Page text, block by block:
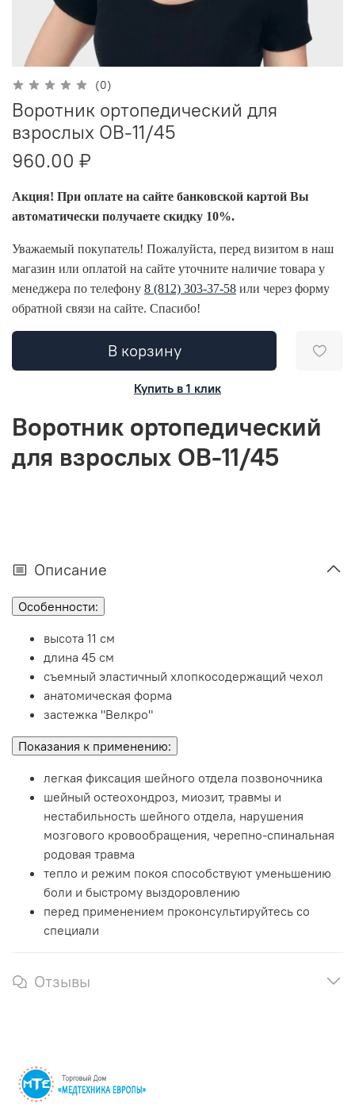
(0)
Воротник ортопедический для
взрослых ОВ-11/45
960.00 ₽
Акция! При оплате на сайте банковской картой Вы
автоматически получаете скидку 10%.
Уважаемый покупатель! Пожалуйста, перед визитом в наш
магазин или оплатой на сайте уточните наличие товара у
менеджера по телефону 8 (812) 303-37-58 или через форму
обратной связи на сайте. Спасибо!
В корзину
Купить в 1 клик
Воротник ортопедический
для взрослых ОВ-11/45
Описание
Особенности:
высота 11 см
длина 45 см
съемный эластичный хлопкосодержащий чехол
анатомическая форма
застежка "Велкро"
Показания к применению:
легкая фиксация шейного отдела позвоночника
шейный остеохондроз, миозит, травмы и
нестабильность шейного отдела, нарушения
мозгового кровообращения, черепно-спинальная
родовая травма
тепло и режим покоя способствуют уменьшению
боли и быстрому выздоровлению
перед применением проконсультируйтесь со
специали
Отзывы